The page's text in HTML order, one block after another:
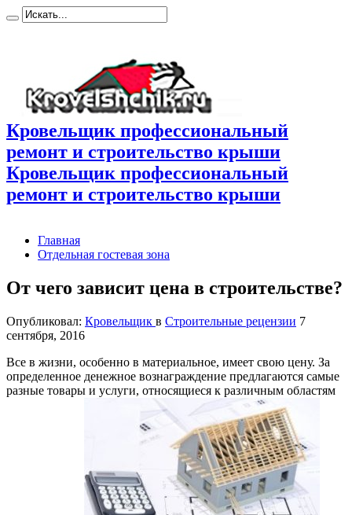
Кровельщик профессиональный
ремонт и строительство крыши
Кровельщик профессиональный
ремонт и строительство крыши
Главная
Отдельная гостевая зона
От чего зависит цена в строительстве?
Опубликовал: Кровельщик в Строительные рецензии 7
сентября, 2016
Все в жизни, особенно в материальное, имеет свою цену. За
определенное денежное вознаграждение предлагаются самые
разные товары и услуги, относящиеся к различным областям